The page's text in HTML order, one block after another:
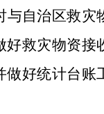
与自治区救灾
好救灾物资接
做好统计台账